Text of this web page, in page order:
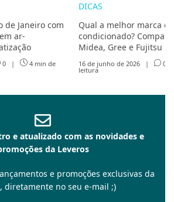
de Janeiro com
ar-
0 | 4 min de
DICAS
Qual a melhor marca
condicionado?
Midea, Gree e Fujitsu
16 de junho de 2026 | 0
leitura
e atualizado com as novidades e
da Leveros
e promoções exclusivas da
diretamente no seu e-mail ;)